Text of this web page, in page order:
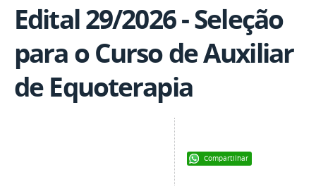
Edital 29/2026 - Seleção
para o Curso de Auxiliar
de Equoterapia
Compartilhar